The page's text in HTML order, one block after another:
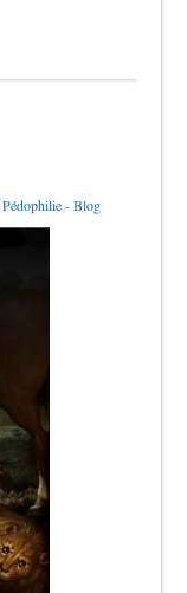
Pédophilie-Blog